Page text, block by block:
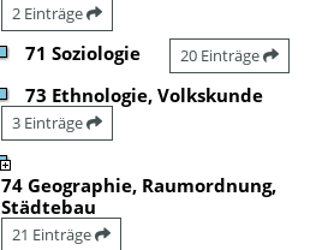
2 Einträge
71 Soziologie 20 Einträge
73 Ethnologie, Volkskunde
3 Einträge
74 Geographie, Raumordnung,
Städtebau
21 Einträge